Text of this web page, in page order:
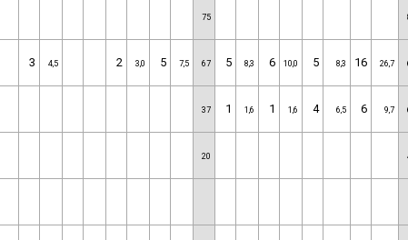
75
3 4,5 2 3,0 5 7,5 67 5 8,3 6 10,0 5 8,3 16 26,7
37 1 1,6 1 1,6 4 6,5 6 9,7
20